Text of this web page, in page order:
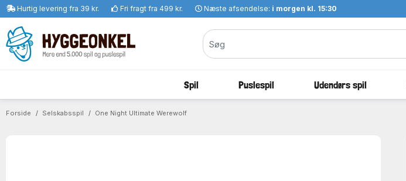
Hurtig levering fra 39 kr. Fri fragt fra 499 kr. Næste afsendelse: i morgen kl. 15:30
Spil Puslespil Udendørs spil
Forside Selskabsspil One Night Ultimate Werewolf